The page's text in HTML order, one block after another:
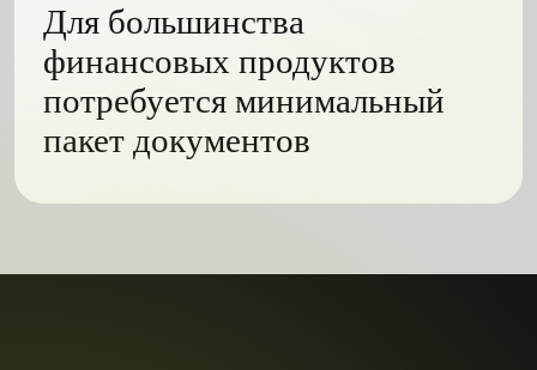
Для большинства
финансовых продуктов
потребуется минимальный
пакет документов